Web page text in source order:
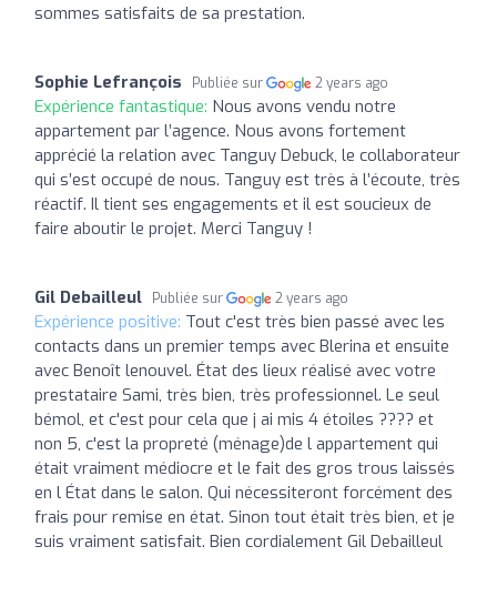
sommes satisfaits de sa prestation.
Sophie Lefrançois Publiée sur 2 years ago
Expérience fantastique: Nous avons vendu notre
appartement par l’agence. Nous avons fortement
apprécié la relation avec Tanguy Debuck, le collaborateur
qui s’est occupé de nous. Tanguy est très à l’écoute, très
réactif. Il tient ses engagements et il est soucieux de
faire aboutir le projet. Merci Tanguy !
Gil Debailleul Publiée sur 2 years ago
Expérience positive: Tout c'est très bien passé avec les
contacts dans un premier temps avec Blerina et ensuite
avec Benoît lenouvel. État des lieux réalisé avec votre
prestataire Sami, très bien, très professionnel. Le seul
bémol, et c'est pour cela que j ai mis 4 étoiles ???? et
non 5, c'est la propreté (ménage)de l appartement qui
était vraiment médiocre et le fait des gros trous laissés
en l État dans le salon. Qui nécessiteront forcément des
frais pour remise en état. Sinon tout était très bien, et je
suis vraiment satisfait. Bien cordialement Gil Debailleul